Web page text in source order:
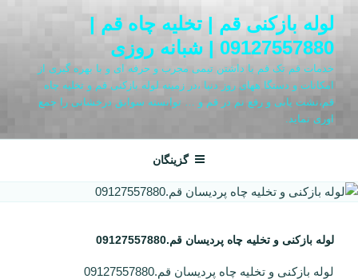
محتوا
لوله بازکنی قم | تخلیه چاه قم |
09127557880 | شبانه روزی
خدمات قم تک قم با داشتن تیمی مجرب و حرفه ای و با بهره گیری از
امکانات و دستگا ههای روز دنیا ،در زمینه لوله بازکنی قم و تخلیه چاه
قم،نشت یابی و رفع نم در قم و … توانسته سوابق درخشانی را جمع
اوری نماید.
گزینگان
لوله بازکنی و تخلیه چاه پردیسان قم.09127557880
لوله بازکنی و تخلیه چاه پردیسان قم.09127557880